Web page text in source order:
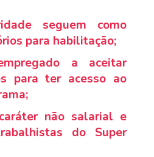
seguem como
para habilitação;
a aceitar
para ter acesso ao
não salarial e
do Super